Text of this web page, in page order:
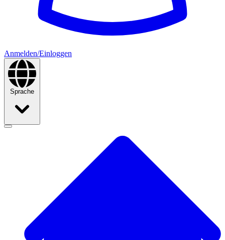
Anmelden/Einloggen
Sprache